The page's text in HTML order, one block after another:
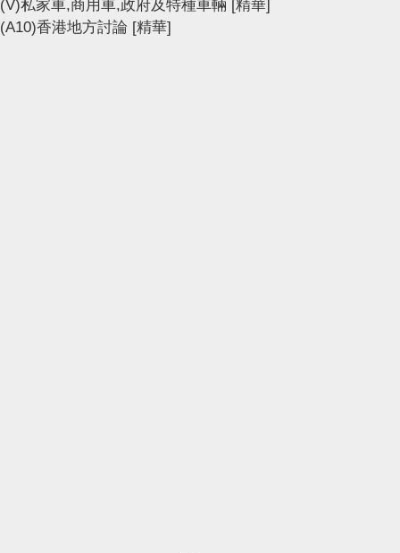
(V)私家車,商用車,政府及特種車輛 [精華]
(A10)香港地方討論 [精華]